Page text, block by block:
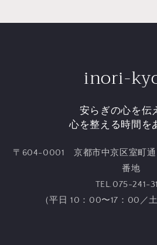
inori-
安らぎの心を伝
心を整える時間を
〒604-0001 京都市中京区室町通
番地
TEL.075-241-
（平日 10：00〜17：00／